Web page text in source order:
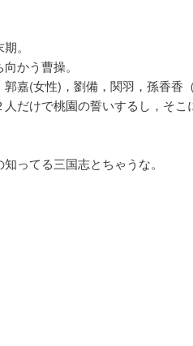
。
かう曹操。
嘉(女性)，劉備，関羽，孫香香
だけで桃園の誓いするし，そこ
ってる三国志とちゃうな。